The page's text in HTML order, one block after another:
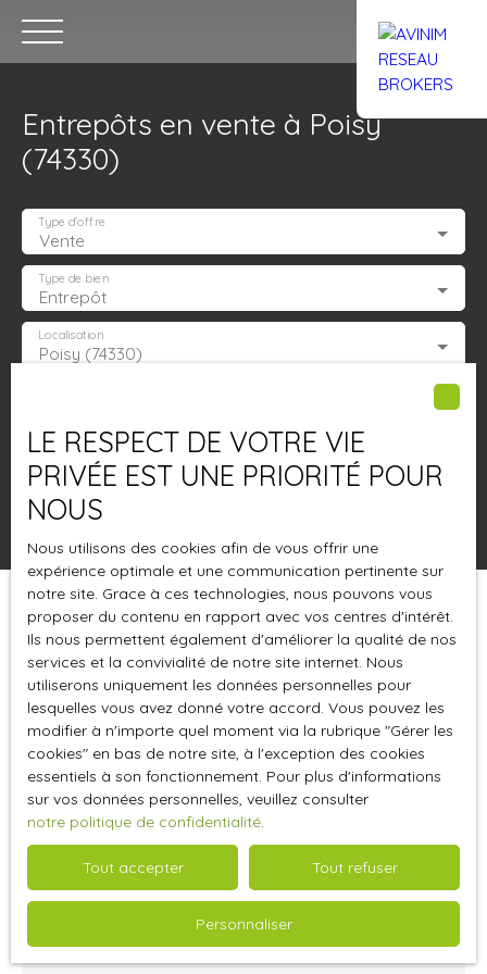
Accueil Acheter Trouver un
Estimation
Entrepôts en vente à Poisy
(74330)
Vente
Type d'offre
Entrepôt
Type de bien
Poisy (74330)
Localisation
Surface min (m²)
Pertinence
Trier par Créer une alerte
LE RESPECT DE VOTRE VIE
PRIVÉE EST UNE PRIORITÉ POUR
NOUS
Nous utilisons des cookies afin de vous offrir une
expérience optimale et une communication pertinente sur
notre site. Grace à ces technologies, nous pouvons vous
proposer du contenu en rapport avec vos centres d'intérêt.
Ils nous permettent également d'améliorer la qualité de nos
services et la convivialité de notre site internet. Nous
utiliserons uniquement les données personnelles pour
lesquelles vous avez donné votre accord. Vous pouvez les
modifier à n'importe quel moment via la rubrique ″Gérer les
cookies″ en bas de notre site, à l'exception des cookies
essentiels à son fonctionnement. Pour plus d'informations
sur vos données personnelles, veuillez consulter
notre politique de confidentialité.
Tout accepter Tout refuser
Personnaliser